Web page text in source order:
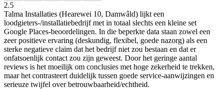
2.5
Talma Installaties (Hearewei 10, Damwâld) lijkt een
loodgieters-/installatiebedrijf met in totaal slechts een kleine set
Google Places-beoordelingen. In die beperkte data staan zowel een
zeer positieve ervaring (deskundig, flexibel, goede nazorg) als een
sterke negatieve claim dat het bedrijf niet zou bestaan en dat er
onfatsoenlijk contact zou zijn geweest. Door het geringe aantal
reviews is het moeilijk om conclusies met hoge zekerheid te trekken,
maar het contrasteert duidelijk tussen goede service-aanwijzingen en
serieuze twijfel over betrouwbaarheid/echtheid.